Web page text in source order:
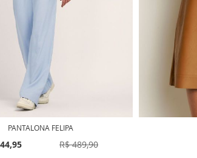
PANTALONA FELIPA
R$ 489,90